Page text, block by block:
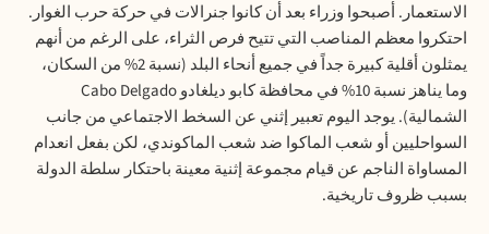
الاستعمار. أصبحوا وزراء بعد أن كانوا جنرالات في حركة حرب الغوار.
احتكروا معظم المناصب التي تتيح فرص الثراء، على الرغم من أنهم
يمثلون أقلية كبيرة جداً في جميع أنحاء البلد (نسبة 2% من السكان،
وما يناهز نسبة 10% في محافظة كابو ديلغادو
Cabo Delgado
الشمالية). يوجد اليوم تعبير إثني عن السخط الاجتماعي من جانب
السواحليين أو شعب الماكوا ضد شعب الماكوندي، لكن بفعل انعدام
المساواة الناجم عن قيام مجموعة إثنية معينة باحتكار سلطة الدولة
بسبب ظروف تاريخية.